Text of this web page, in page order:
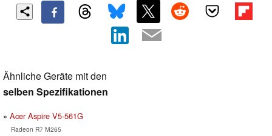
Ähnliche Geräte mit den
selben Spezifikationen
Acer Aspire V5-561G
Radeon R7 M265